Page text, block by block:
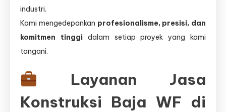
industri.
Kami mengedepankan profesionalisme, presisi, dan
komitmen tinggidalam setiap proyek yang kami
tangani.
Layanan Jasa
Konstruksi Baja WF di